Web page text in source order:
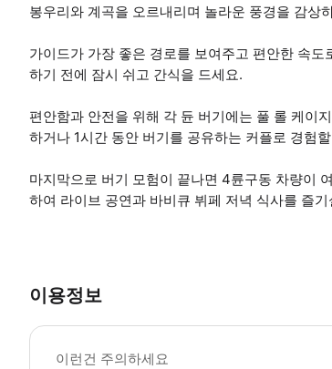
봉우리와 계곡을 오르내리며 놀라운 풍경을 감상
가이드가 가장 좋은 경로를 보여주고 편안한 속
하기 전에 잠시 쉬고 간식을 드세요.
편안함과 안전을 위해 각 듄 버기에는 풀 롤 케이
하거나 1시간 동안 버기를 공유하는 커플로 경험
마지막으로 버기 모험이 끝나면 4륜구동 차량이
하여 라이브 공연과 바비큐 뷔페 저녁 식사를 즐
이용정보
이런건 주의하세요